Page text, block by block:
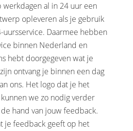
werkdagen al in 24 uur een
opleveren als je gebruik
uursservice. Daarmee hebben
binnen Nederland en
hebt doorgegeven wat je
ontvang je binnen een dag
ons. Het logo dat je het
we zo nodig verder
hand van jouw feedback.
je feedback geeft op het